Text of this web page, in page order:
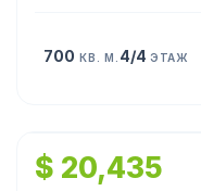
700 КВ. М. 4/4 ЭТАЖ
$ 20,435